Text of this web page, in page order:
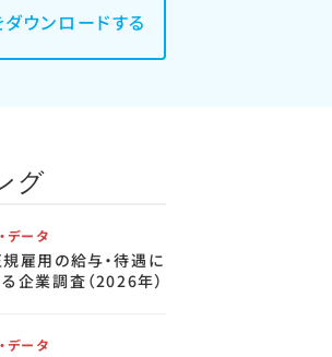
ウンロードする
グ
データ
雇用の給与・待遇に
企業調査（2026年）
データ